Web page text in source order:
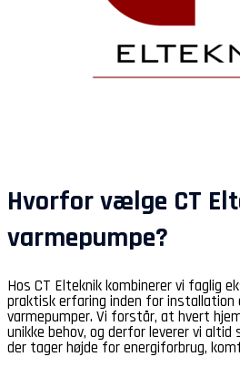
Hvorfor vælge CT
varmepumpe?
Hos CT Elteknik kombinerer vi faglig
praktisk erfaring inden for installation
varmepumper. Vi forstår, at hvert
unikke behov, og derfor leverer vi
der tager højde for energiforbrug,